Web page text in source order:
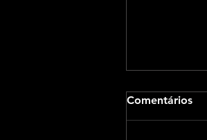
Comentários